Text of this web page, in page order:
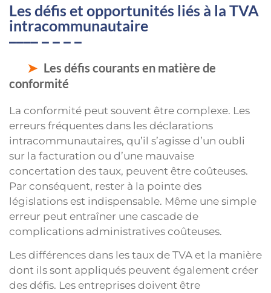
Les défis et opportunités liés à la TVA
intracommunautaire
Les défis courants en matière de
conformité
La conformité peut souvent être complexe. Les
erreurs fréquentes dans les déclarations
intracommunautaires, qu’il s’agisse d’un oubli
sur la facturation ou d’une mauvaise
concertation des taux, peuvent être coûteuses.
Par conséquent, rester à la pointe des
législations est indispensable. Même une simple
erreur peut entraîner une cascade de
complications administratives coûteuses.
Les différences dans les taux de TVA et la manière
dont ils sont appliqués peuvent également créer
des défis. Les entreprises doivent être